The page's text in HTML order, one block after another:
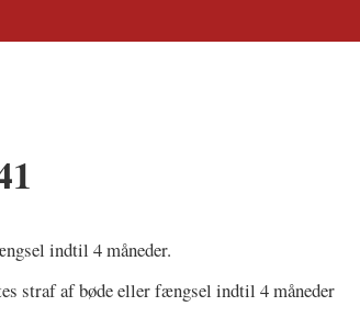
indtil 4 måneder.
straf af bøde eller fængsel indtil 4 måneder